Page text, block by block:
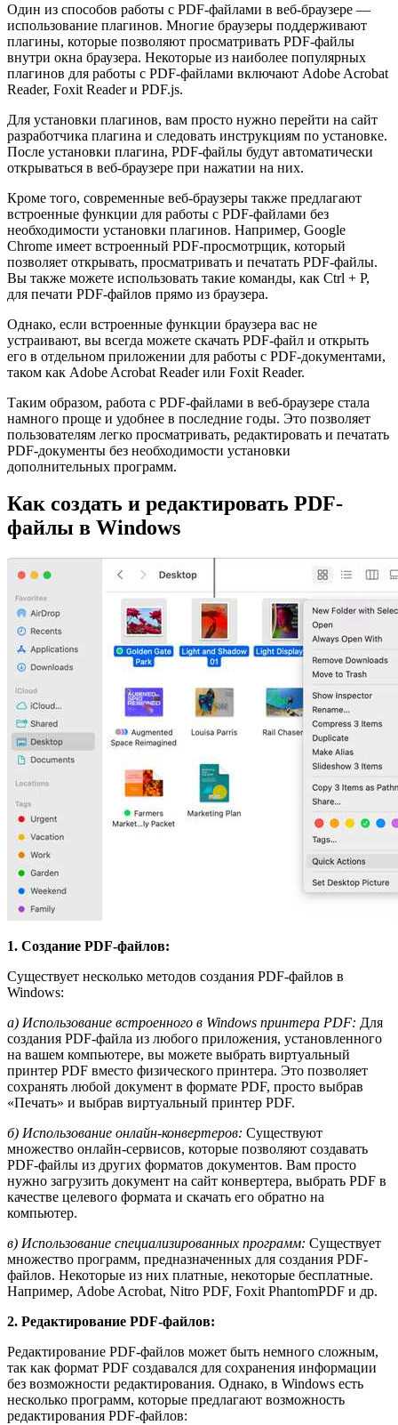
Один из способов работы с PDF-файлами в веб-браузере —
использование плагинов. Многие браузеры поддерживают
плагины, которые позволяют просматривать PDF-файлы
внутри окна браузера. Некоторые из наиболее популярных
плагинов для работы с PDF-файлами включают Adobe Acrobat
Reader, Foxit Reader и PDF.js.
Для установки плагинов, вам просто нужно перейти на сайт
разработчика плагина и следовать инструкциям по установке.
После установки плагина, PDF-файлы будут автоматически
открываться в веб-браузере при нажатии на них.
Кроме того, современные веб-браузеры также предлагают
встроенные функции для работы с PDF-файлами без
необходимости установки плагинов. Например, Google
Chrome имеет встроенный PDF-просмотрщик, который
позволяет открывать, просматривать и печатать PDF-файлы.
Вы также можете использовать такие команды, как Ctrl + P,
для печати PDF-файлов прямо из браузера.
Однако, если встроенные функции браузера вас не
устраивают, вы всегда можете скачать PDF-файл и открыть
его в отдельном приложении для работы с PDF-документами,
таком как Adobe Acrobat Reader или Foxit Reader.
Таким образом, работа с PDF-файлами в веб-браузере стала
намного проще и удобнее в последние годы. Это позволяет
пользователям легко просматривать, редактировать и печатать
PDF-документы без необходимости установки
дополнительных программ.
Как создать и редактировать PDF-
файлы в Windows
1. Создание PDF-файлов:
Существует несколько методов создания PDF-файлов в
Windows:
а) Использование встроенного в Windows принтера PDF: Для
создания PDF-файла из любого приложения, установленного
на вашем компьютере, вы можете выбрать виртуальный
принтер PDF вместо физического принтера. Это позволяет
сохранять любой документ в формате PDF, просто выбрав
«Печать» и выбрав виртуальный принтер PDF.
б) Использование онлайн-конвертеров: Существуют
множество онлайн-сервисов, которые позволяют создавать
PDF-файлы из других форматов документов. Вам просто
нужно загрузить документ на сайт конвертера, выбрать PDF в
качестве целевого формата и скачать его обратно на
компьютер.
в) Использование специализированных программ: Существует
множество программ, предназначенных для создания PDF-
файлов. Некоторые из них платные, некоторые бесплатные.
Например, Adobe Acrobat, Nitro PDF, Foxit PhantomPDF и др.
2. Редактирование PDF-файлов:
Редактирование PDF-файлов может быть немного сложным,
так как формат PDF создавался для сохранения информации
без возможности редактирования. Однако, в Windows есть
несколько программ, которые предлагают возможность
редактирования PDF-файлов: